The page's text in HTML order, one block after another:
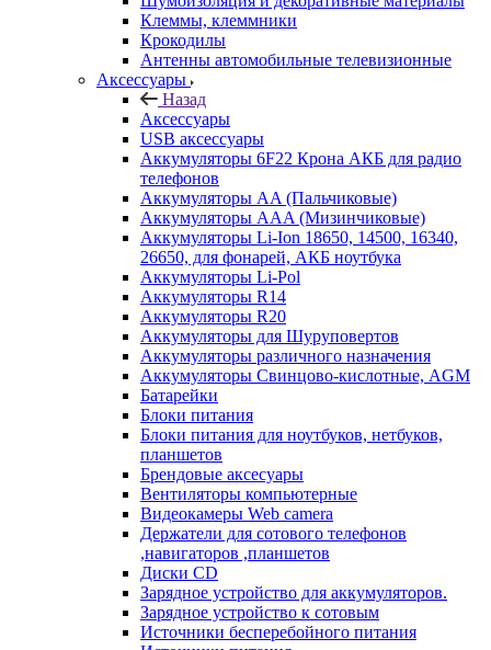
Клеммы, клеммники
Крокодилы
Антенны автомобильные телевизионные
Аксессуары
Назад
Аксессуары
USB аксессуары
Аккумуляторы 6F22 Крона АКБ для радио
телефонов
Аккумуляторы AA (Пальчиковые)
Аккумуляторы AAA (Мизинчиковые)
Аккумуляторы Li-Ion 18650, 14500, 16340,
26650, для фонарей, АКБ ноутбука
Аккумуляторы Li-Pol
Аккумуляторы R14
Аккумуляторы R20
Аккумуляторы для Шуруповертов
Аккумуляторы различного назначения
Аккумуляторы Свинцово-кислотные, AGM
Батарейки
Блоки питания
Блоки питания для ноутбуков, нетбуков,
планшетов
Брендовые аксесуары
Вентиляторы компьютерные
Видеокамеры Web camera
Держатели для сотового телефонов
,навигаторов ,планшетов
Диски CD
Зарядное устройство для аккумуляторов.
Зарядное устройство к сотовым
Источники бесперебойного питания